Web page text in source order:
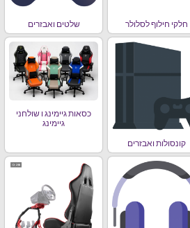
חלקי חילוף לסלולר שלטים ואבזרים
קונסולות ואבזרים
כסאות גיימינג ו שולחני
גיימינג